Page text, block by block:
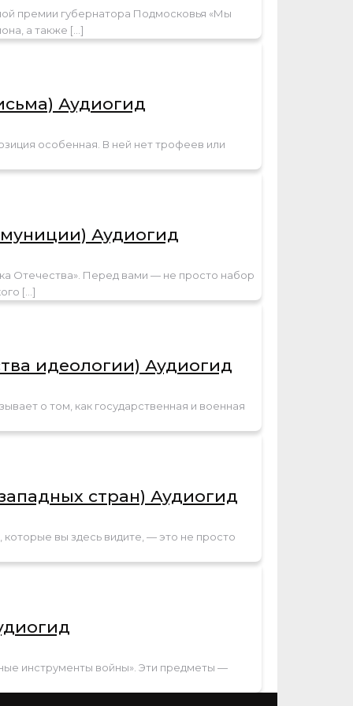
премии губернатора Подмосковья «Мы
а также […]
Аудиогид
особенная. В ней нет трофеев или
Аудиогид
Отечества». Перед вами — не просто набор
[…]
идеологии) Аудиогид
о том, как государственная и военная
стран) Аудиогид
которые вы здесь видите, — это не просто
инструменты войны». Эти предметы —